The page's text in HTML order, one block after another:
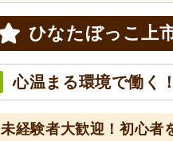
ひなたぼっこ上
心温まる環境で働く
未経験者大歓迎！初心者